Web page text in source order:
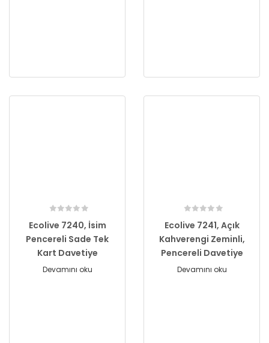
Ecolive 7240, İsim
Pencereli Sade Tek
Kart Davetiye
Devamını oku
Ecolive 7241, Açık
Kahverengi Zeminli,
Pencereli Davetiye
Devamını oku